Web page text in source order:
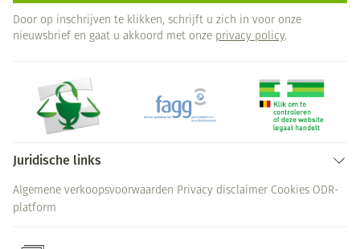
Door op inschrijven te klikken, schrijft u zich in voor onze
nieuwsbrief en gaat u akkoord met onze privacy policy.
Juridische links
Algemene verkoopsvoorwaarden Privacy disclaimer Cookies ODR-
platform